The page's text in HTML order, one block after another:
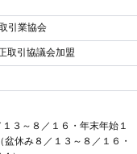
引業協会
取引協議会加盟
３～８／１６・年末年始１
休み８／１３～８／１６・